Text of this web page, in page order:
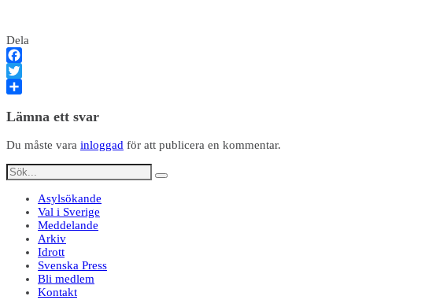
Dela
Facebook
Twitter
Lämna ett svar
Du måste vara inloggad för att publicera en kommentar.
Asylsökande
Val i Sverige
Meddelande
Arkiv
Idrott
Svenska Press
Bli medlem
Kontakt